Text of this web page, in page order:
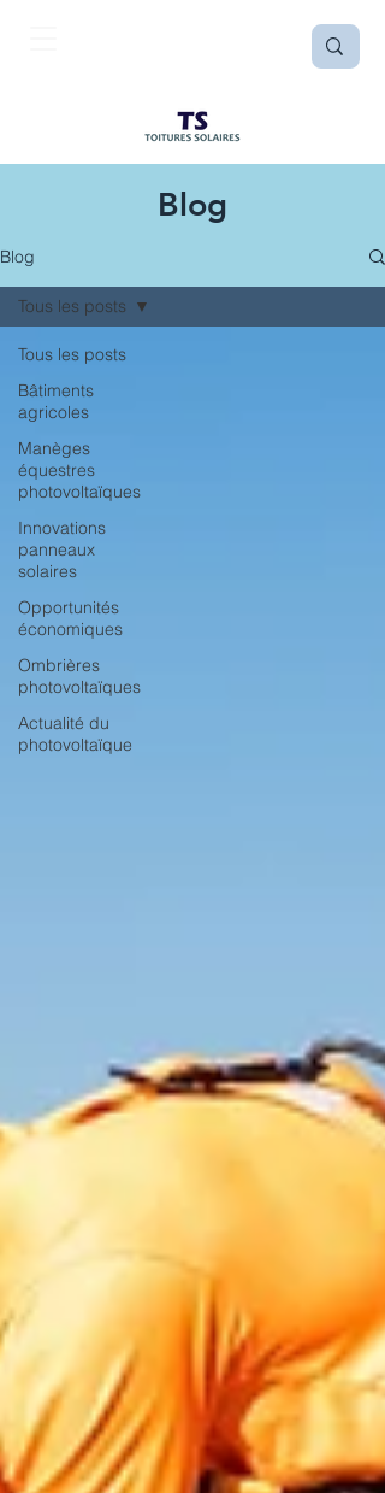
Blog
Blog
Tous les posts
Bâtiments
agricoles
Manèges
équestres
photovoltaïques
Innovations
panneaux
solaires
Opportunités
économiques
Ombrières
photovoltaïques
Actualité du
photovoltaïque
Tous les posts